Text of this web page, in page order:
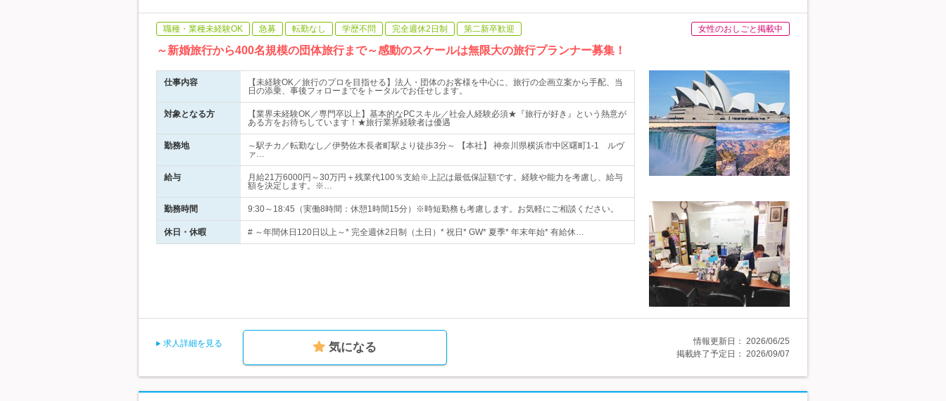
職種・業種未経験OK 急募 転勤なし 学歴不問 完全週休2日制 第二新卒歓迎 女性のおしごと掲載中
～新婚旅行から400名規模の団体旅行まで～感動のスケールは無限大の旅行プランナー募集！
仕事内容
【未経験OK／旅行のプロを目指せる】法人・団体のお客様を中心に、旅行の企画立案から手配、当
日の添乗、事後フォローまでをトータルでお任せします。
対象となる方
【業界未経験OK／専門卒以上】基本的なPCスキル／社会人経験必須★『旅行が好き』という熱意が
ある方をお待ちしています！★旅行業界経験者は優遇
勤務地
～駅チカ／転勤なし／伊勢佐木長者町駅より徒歩3分～ 【本社】 神奈川県横浜市中区曙町1-1 ルヴ
ァ…
給与
月給21万6000円～30万円＋残業代100％支給※上記は最低保証額です。経験や能力を考慮し、給与
額を決定します。※…
勤務時間 9:30～18:45（実働8時間：休憩1時間15分）※時短勤務も考慮します。お気軽にご相談ください。
休日・休暇 # ～年間休日120日以上～* 完全週休2日制（土日）* 祝日* GW* 夏季* 年末年始* 有給休…
求人詳細を見る 気になる 情報更新日： 2026/06/25
掲載終了予定日： 2026/09/07